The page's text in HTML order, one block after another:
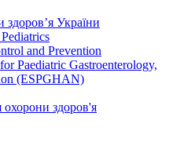
здоров’я України
and Prevention
Paediatric Gastroenterology,
(ESPGHAN)
охорони здоров'я